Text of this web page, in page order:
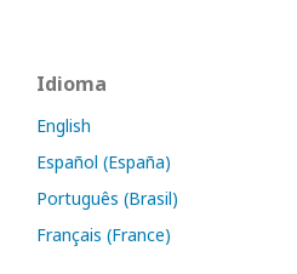
Idioma
English
Español (España)
Português (Brasil)
Français (France)